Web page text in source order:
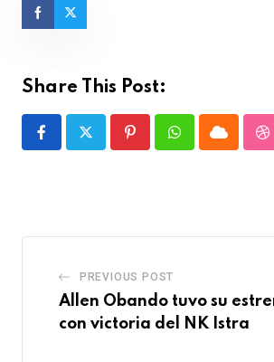
Share This Post:
PinterestWhatsappCloud
PREVIOUS POST
Allen Obando tuvo su
con victoria del NK Istra